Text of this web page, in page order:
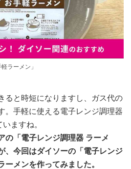
ラーメン」
ると時短になりますし、ガス代の
。手軽に使える電子レンジ調理器
ますね。
の「電子レンジ調理器 ラーメ
、今回はダイソーの「電子レンジ
メンを作ってみました。